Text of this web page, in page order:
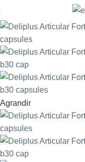
Agrandir